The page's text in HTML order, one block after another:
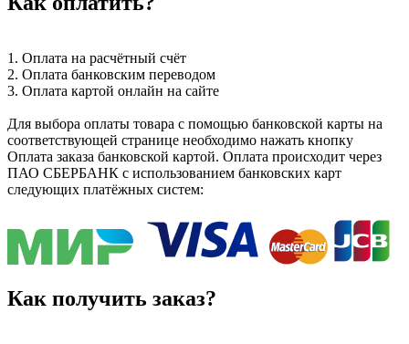
1. Оплата на расчётный счёт
2. Оплата банковским переводом
3. Оплата картой онлайн на сайте
Для выбора оплаты товара с помощью банковской карты на
соответствующей странице необходимо нажать кнопку
Оплата заказа банковской картой. Оплата происходит через
ПАО СБЕРБАНК с использованием банковских карт
следующих платёжных систем:
Как получить заказ?